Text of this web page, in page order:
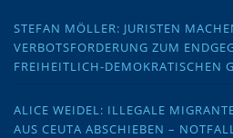
STEFAN MÖLLER: JURISTEN
VERBOTSFORDERUNG ZUM
FREIHEITLICH-DEMOKRATISCHEN
ALICE WEIDEL: ILLEGALE
AUS CEUTA ABSCHIEBEN –